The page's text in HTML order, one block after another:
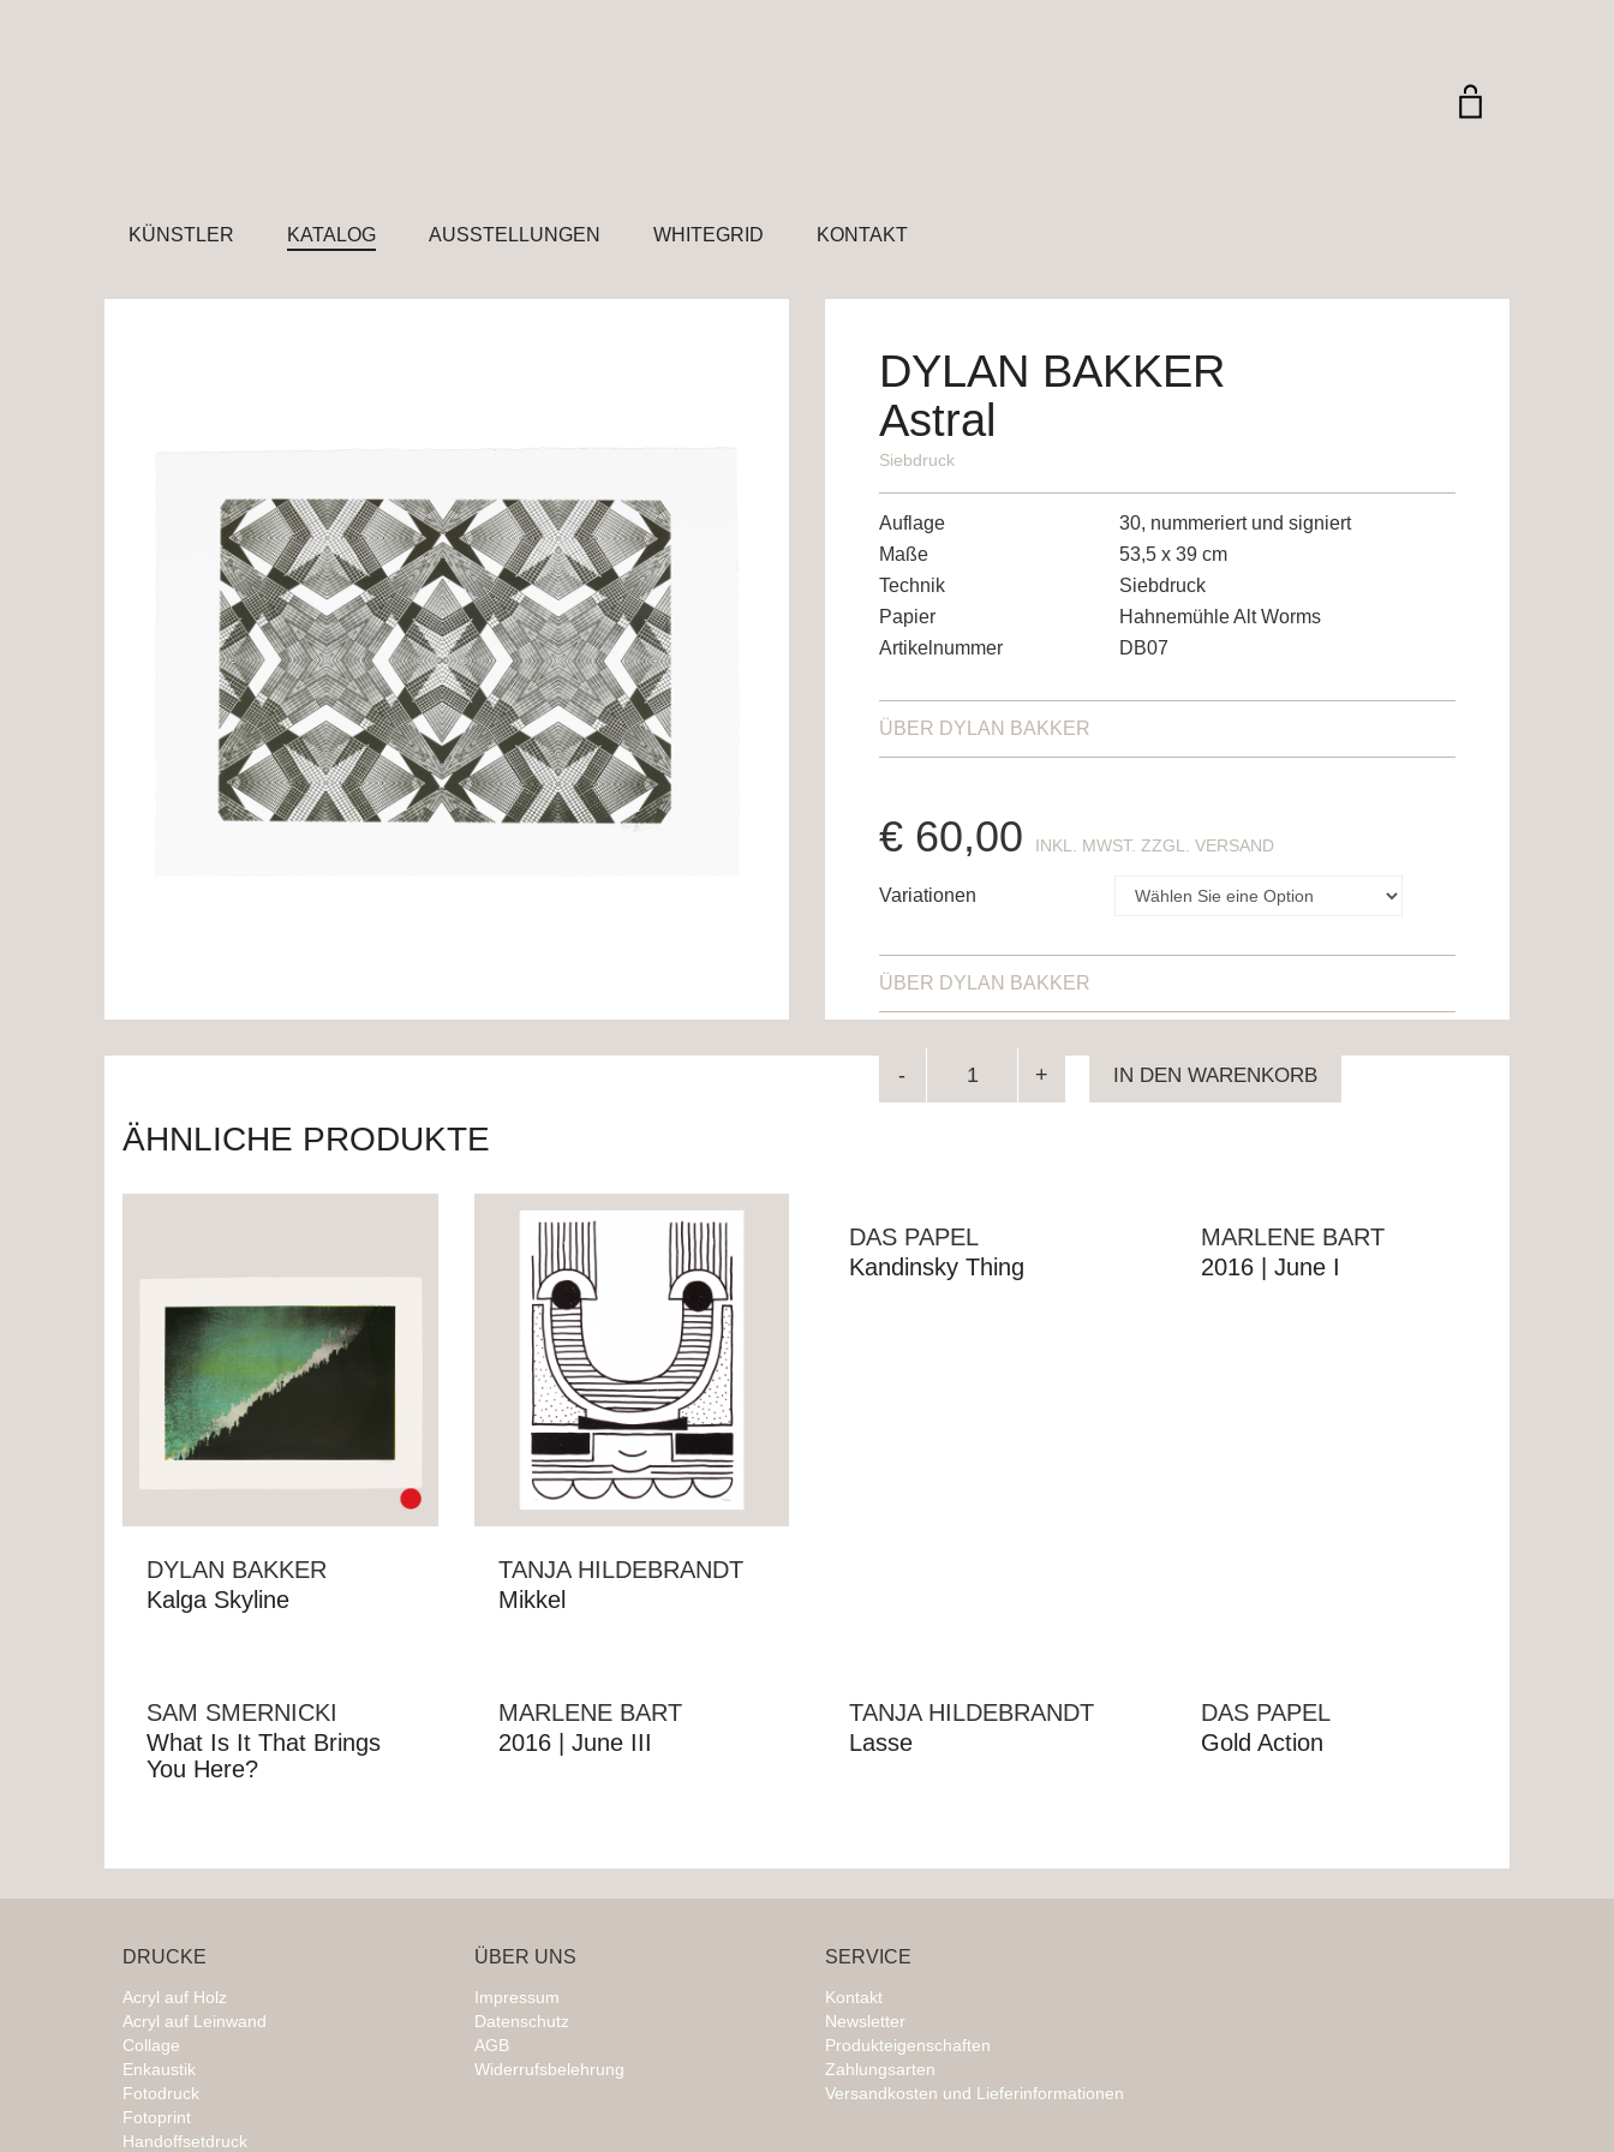
KÜNSTLER KATALOG AUSSTELLUNGEN WHITEGRID KONTAKT
DYLAN BAKKER
Astral
Siebdruck
Auflage
30, nummeriert und signiert
Maße
53,5 x 39 cm
Technik
Siebdruck
Papier
Hahnemühle Alt Worms
Artikelnummer
DB07
ÜBER DYLAN BAKKER
€ 60,00
Variationen
ÜBER DYLAN BAKKER
IN DEN WARENKORB
ÄHNLICHE PRODUKTE
DYLAN BAKKER
Kalga Skyline
TANJA HILDEBRANDT
Mikkel
DAS PAPEL
Kandinsky Thing
MARLENE BART
2016 | June I
SAM SMERNICKI
What Is It That Brings
You Here?
MARLENE BART
2016 | June III
TANJA HILDEBRANDT
Lasse
DAS PAPEL
Gold Action
DRUCKE
Acryl auf Holz
Acryl auf Leinwand
Collage
Enkaustik
Fotodruck
Fotoprint
Handoffsetdruck
ÜBER UNS
Impressum
Datenschutz
AGB
Widerrufsbelehrung
SERVICE
Kontakt
Newsletter
Produkteigenschaften
Zahlungsarten
Versandkosten und Lieferinformationen